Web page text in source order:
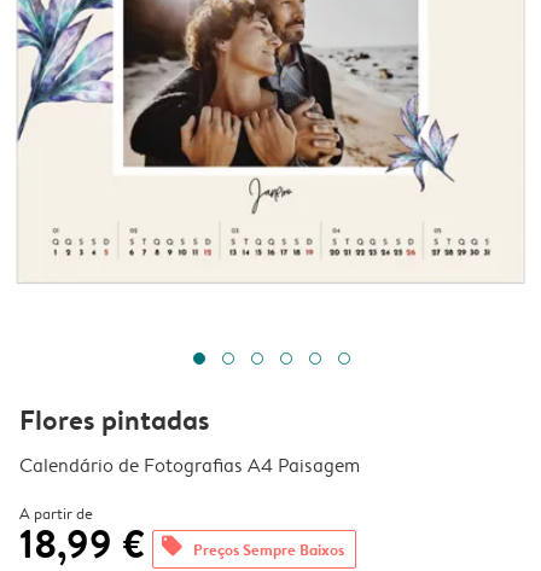
Flores pintadas
Calendário de Fotografias A4 Paisagem
A partir de
18,99 € offers Preços Sempre Baixos